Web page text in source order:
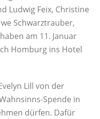
Ludwig Feix, Christine
Schwarztrauber,
am 11. Januar
Homburg ins Hotel
Lill von der
Spende in
dürfen. Dafür